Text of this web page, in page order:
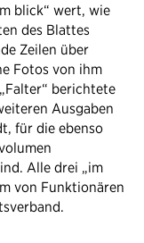
blick“ wert, wie
des Blattes
Zeilen über
Fotos von ihm
berichtete
Ausgaben
für die ebenso
Alle drei „im
von Funktionären